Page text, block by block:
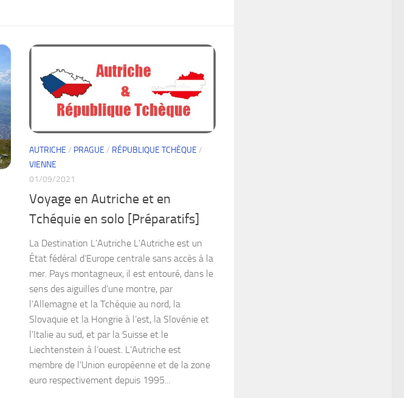
AUTRICHE / PRAGUE / RÉPUBLIQUE TCHÈQUE /
VIENNE
01/09/2021
Voyage en Autriche et en
Tchéquie en solo [Préparatifs]
La Destination L’Autriche L’Autriche est un
État fédéral d’Europe centrale sans accès à la
mer. Pays montagneux, il est entouré, dans le
sens des aiguilles d’une montre, par
l’Allemagne et la Tchéquie au nord, la
Slovaquie et la Hongrie à l’est, la Slovénie et
l’Italie au sud, et par la Suisse et le
Liechtenstein à l’ouest. L’Autriche est
membre de l’Union européenne et de la zone
euro respectivement depuis 1995...